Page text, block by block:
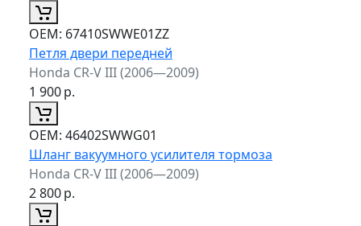
ОЕМ: 67410SWWE01ZZ
Петля двери передней
Honda CR-V III (2006—2009)
1 900р.
ОЕМ: 46402SWWG01
Шланг вакуумного усилителя тормоза
Honda CR-V III (2006—2009)
2 800р.